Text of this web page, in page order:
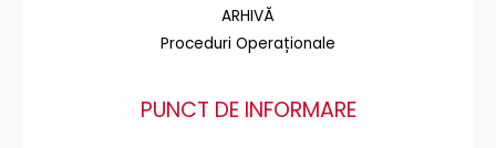
ARHIVĂ
Proceduri Operaționale
PUNCT DE INFORMARE